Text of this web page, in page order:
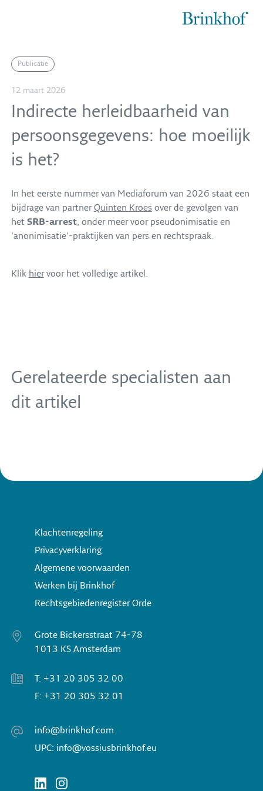
Brinkhof
Publicatie
12 maart 2026
Indirecte herleidbaarheid van
persoonsgegevens: hoe moeilijk
is het?
In het eerste nummer van Mediaforum van 2026 staat een
bijdrage van partnerQuinten Kroesover de gevolgen van
het SRB-arrest, onder meer voor pseudonimisatie en
‘anonimisatie’-praktijken van pers en rechtspraak.
Klik hiervoor het volledige artikel.
Gerelateerde specialisten aan
dit artikel
Mededingingsrecht en gereguleerde markten
Klachtenregeling
Privacyverklaring
Algemene voorwaarden
Werken bij Brinkhof
Rechtsgebiedenregister Orde
Grote Bickersstraat 74-78
1013 KS Amsterdam
T: +31 20 305 32 00
F: +31 20 305 32 01
info@brinkhof.com
UPC: info@vossiusbrinkhof.eu